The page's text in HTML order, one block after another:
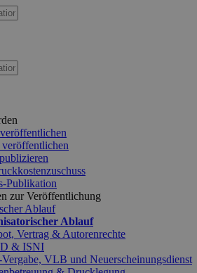
Publikation
zur Veröffentlichung
Ablauf
Ablauf
Vertrag & Autorenrechte
& ISNI
VLB und Neuerscheinungsdienst